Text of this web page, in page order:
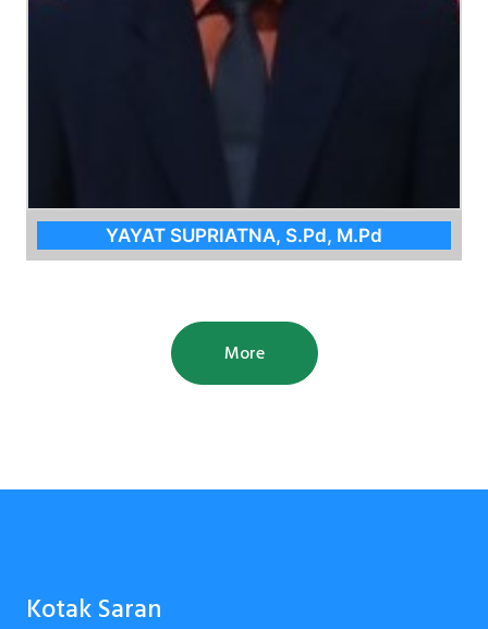
YAYAT SUPRIATNA, S.Pd, M.Pd
More
Kotak Saran